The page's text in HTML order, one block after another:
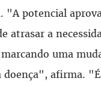
"A potencial
atrasar a
uma
doença", afirma.